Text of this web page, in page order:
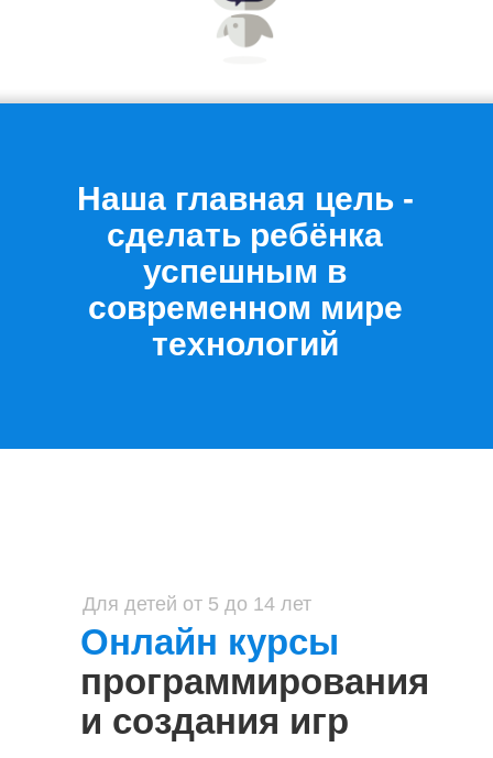
Наша главная цель -
сделать ребёнка
успешным в
современном мире
технологий
Онлайн курсы
программирования
и создания игр
Для детей от 5 до 14 лет